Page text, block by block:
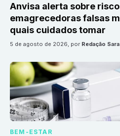
Anvisa alerta sobre
emagrecedoras falsas
quais cuidados tomar
5 de agosto de 2026, por Redação Sara
BEM-ESTAR